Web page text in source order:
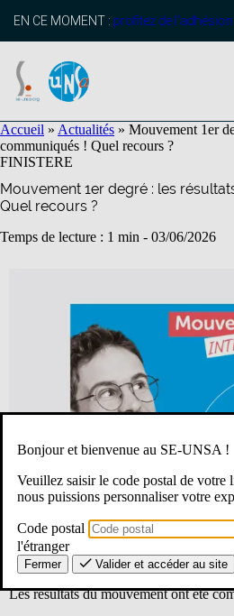
principal
EN CE MOMENT : profitez de
Accueil » Actualités » Mouvement 1er
communiqués ! Quel recours ?
FINISTERE
Mouvement 1er degré : les
Quel recours ?
Temps de lecture : 1 min - 03/06/2026
Les résultats du mouvement ont été
Bonjour et bienvenue au SE-UNSA !
Veuillez saisir le code postal de votre
nous puissions personnaliser votre
Code postal
l'étranger
Fermer Valider et accéder au site